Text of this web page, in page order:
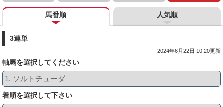
馬番順 人気順
3連単
2024年6月22日 10:20更新
軸馬を選択してください
着順を選択して下さい